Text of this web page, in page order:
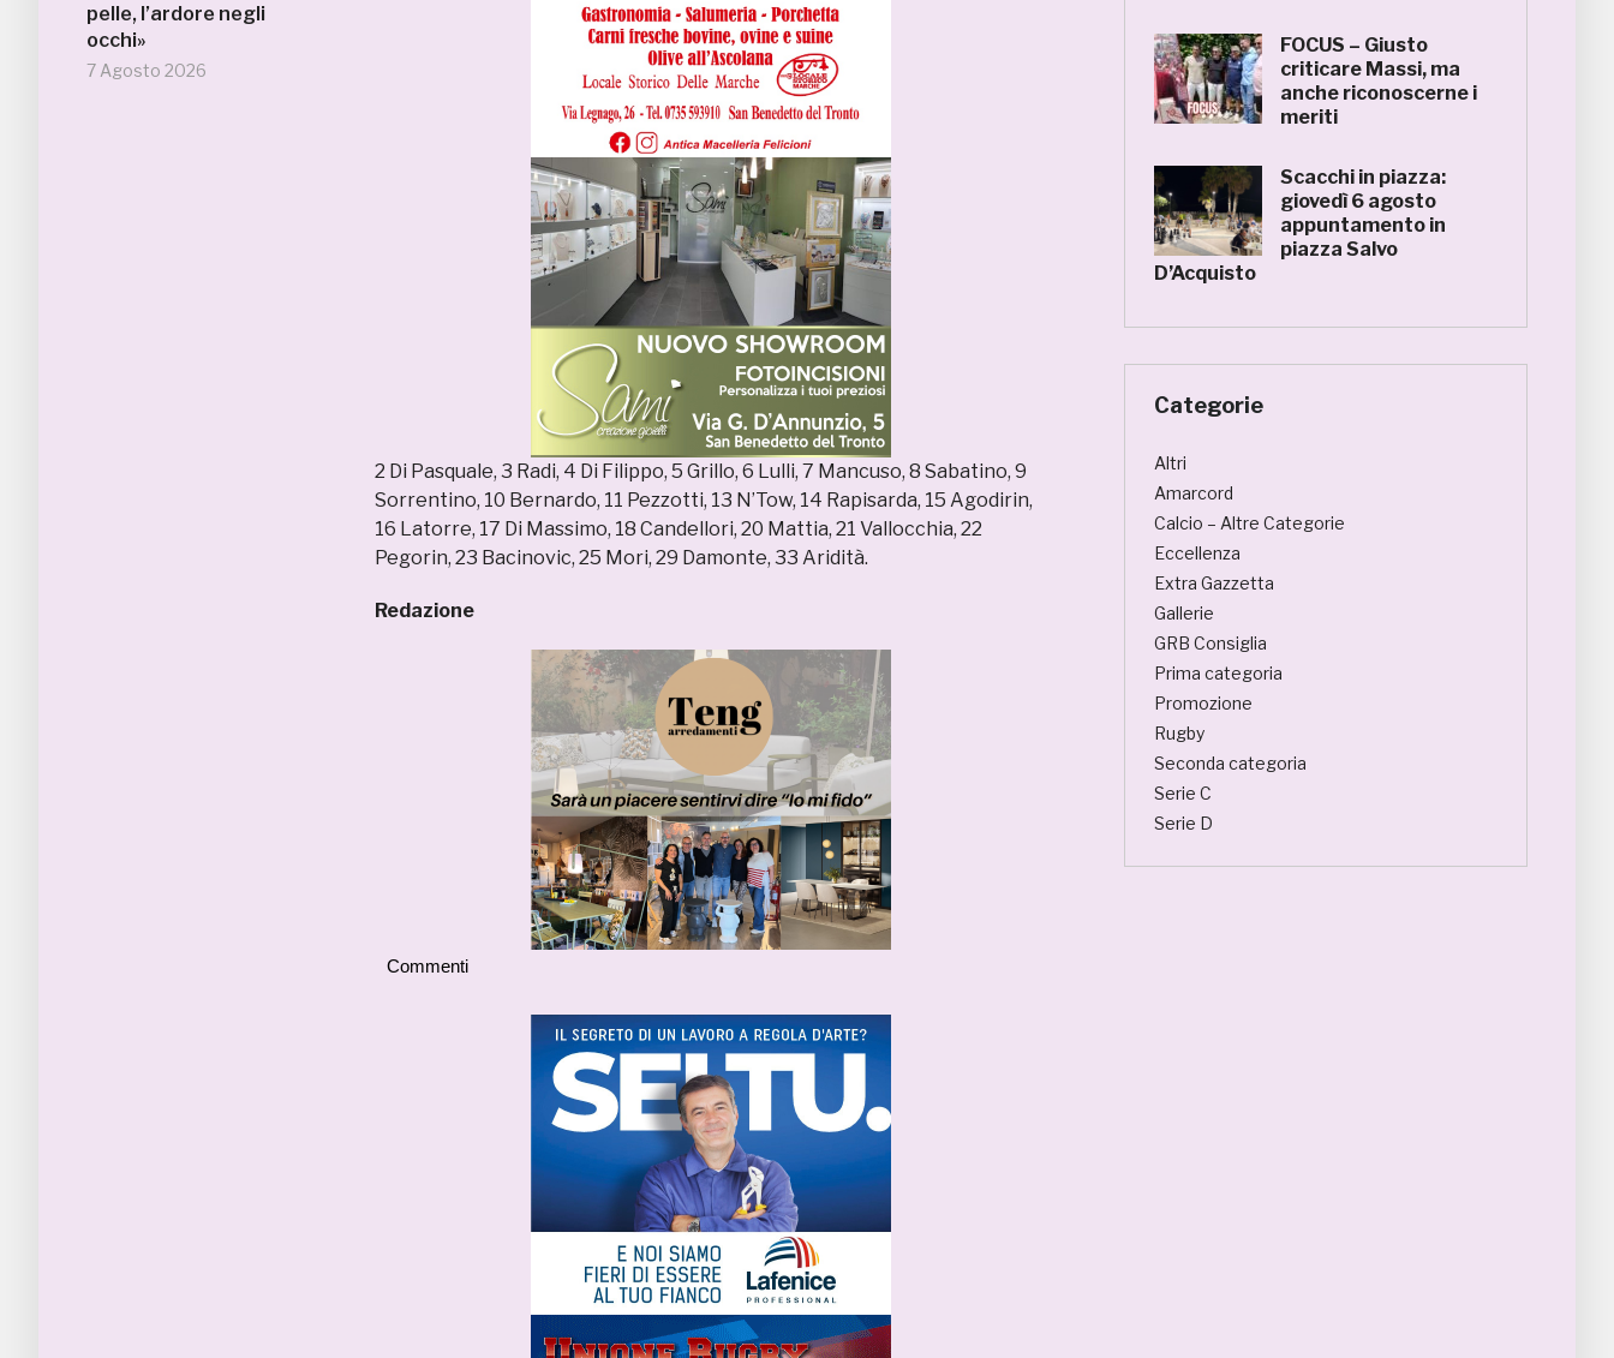
pelle, l’ardore negli
occhi»
7 Agosto 2026
2 Di Pasquale, 3 Radi, 4 Di Filippo, 5 Grillo, 6 Lulli, 7 Mancuso, 8 Sabatino, 9
Sorrentino, 10 Bernardo, 11 Pezzotti, 13 N’Tow, 14 Rapisarda, 15 Agodirin,
16 Latorre, 17 Di Massimo, 18 Candellori, 20 Mattia, 21 Vallocchia, 22
Pegorin, 23 Bacinovic, 25 Mori, 29 Damonte, 33 Aridità.
Redazione
Commenti
FOCUS – Giusto
criticare Massi, ma
anche riconoscerne i
meriti
Scacchi in piazza:
giovedì 6 agosto
appuntamento in
piazza Salvo
D’Acquisto
Categorie
Altri
Amarcord
Calcio – Altre Categorie
Eccellenza
Extra Gazzetta
Gallerie
GRB Consiglia
Prima categoria
Promozione
Rugby
Seconda categoria
Serie C
Serie D